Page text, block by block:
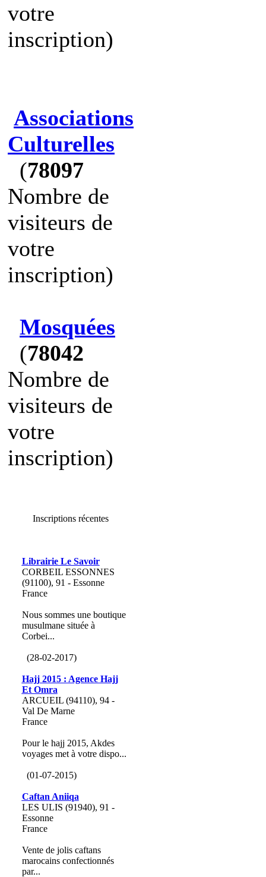
votre
inscription)
Associations
Culturelles
(78097
Nombre de
visiteurs de
votre
inscription)
Mosquées
(78042
Nombre de
visiteurs de
votre
inscription)
Inscriptions récentes
Librairie Le Savoir
CORBEIL ESSONNES
(91100), 91 - Essonne
France
Nous sommes une boutique
musulmane située à
Corbei...
(28-02-2017)
Hajj 2015 : Agence Hajj
Et Omra
ARCUEIL (94110), 94 -
Val De Marne
France
Pour le hajj 2015, Akdes
voyages met à votre dispo...
(01-07-2015)
Caftan Aniiqa
LES ULIS (91940), 91 -
Essonne
France
Vente de jolis caftans
marocains confectionnés
par...